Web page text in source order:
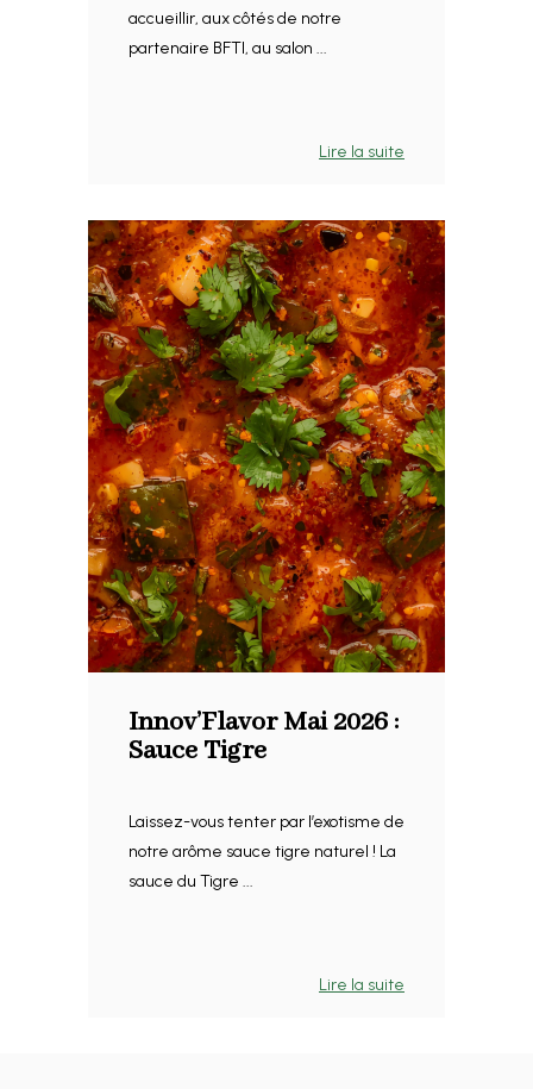
accueillir, aux côtés de notre
partenaire BFTI, au salon ...
Lire la suite
Innov’Flavor Mai 2026 :
Sauce Tigre
Laissez-vous tenter par l’exotisme de
notre arôme sauce tigre naturel ! La
sauce du Tigre ...
Lire la suite